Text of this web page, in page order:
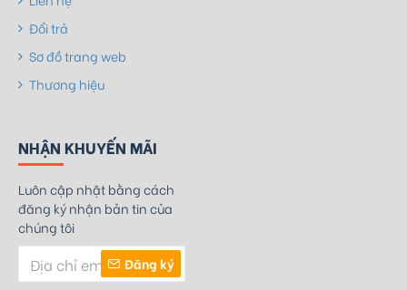
Đổi trả
Sơ đồ trang web
Thương hiệu
NHẬN KHUYẾN MÃI
Luôn cập nhật bằng cách
đăng ký nhận bản tin của
chúng tôi
Đăng ký